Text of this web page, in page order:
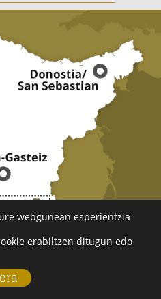
webgunean esperientzia
erabiltzen ditugun edo